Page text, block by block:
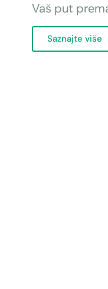
Vaš put
Saznajte više